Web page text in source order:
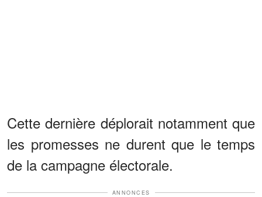
Cette dernière déplorait notamment que
les promesses ne durent que le temps
de la campagne électorale.
ANNONCES